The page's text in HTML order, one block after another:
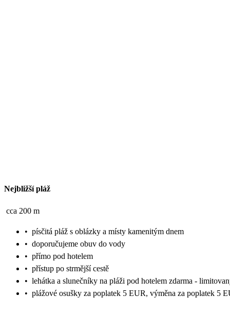
Nejbližší pláž
cca 200 m
• písčitá pláž s oblázky a místy kamenitým dnem
• doporučujeme obuv do vody
• přímo pod hotelem
• přístup po strmější cestě
• lehátka a slunečníky na pláži pod hotelem zdarma -
• plážové osušky za poplatek 5 EUR, výměna za poplatek 5